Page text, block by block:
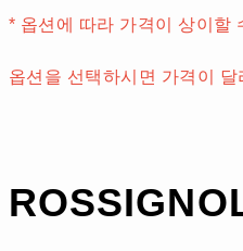
* 옵션에 따라 가격이 상이할
옵션을 선택하시면 가격이